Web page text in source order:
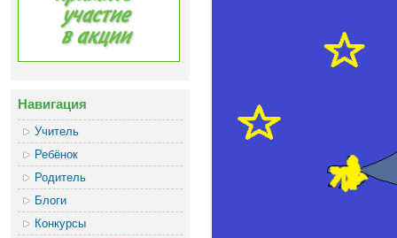
Навигация
Учитель
Ребёнок
Родитель
Блоги
Конкурсы